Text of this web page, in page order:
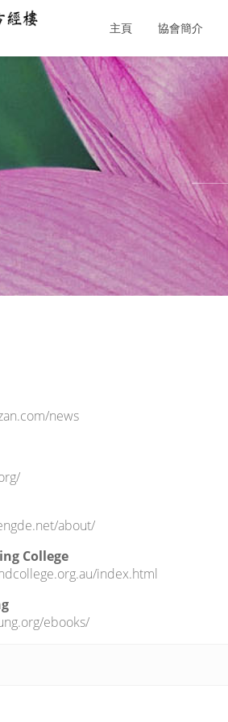
主頁 協會簡介
news
about/
College
index.html
ebooks/